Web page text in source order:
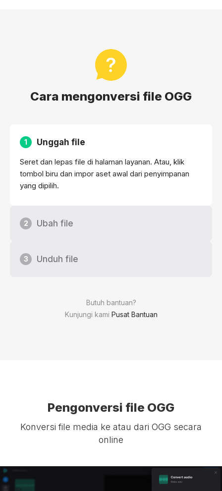
Cara mengonversi file OGG
Butuh bantuan?
Kunjungi kami Pusat Bantuan
1 Unggah file
Seret dan lepas file di halaman layanan. Atau, klik
tombol biru dan impor aset awal dari penyimpanan
yang dipilih.
2 Ubah file
3 Unduh file
Pengonversi file OGG
Konversi file media ke atau dari OGG secara
online